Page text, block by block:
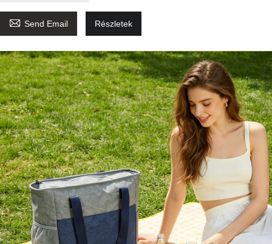
 Send Email Részletek